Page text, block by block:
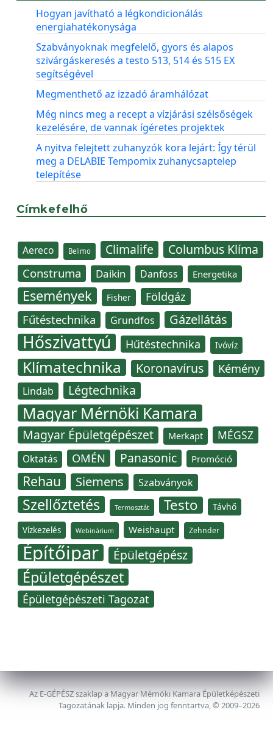
Hogyan javítható a légkondicionálás
energiahatékonysága
Szabványoknak megfelelő, gyors és alapos
szivárgáskeresés a testo 513, 514 és 515 EX
segítségével
Megmenthető az izzadó áramhálózat
Még nincs meg a recept a vízjárási szélsőségek
kezelésére, de vannak ígéretes projektek
A nyitva felejtett zuhanyzók kora lejárt: Így térül
meg a DELABIE Tempomix zuhanycsaptelep
telepítése
Címkefelhő
Aereco Belimo Climalife Columbus Klíma
Construma Daikin Danfoss Energetika
Események Fisher Földgáz
Fűtéstechnika Grundfos Gázellátás
Hőszivattyú Hűtéstechnika Ivóvíz
Klímatechnika Koronavírus Kémény
Lindab Légtechnika
Magyar Mérnöki Kamara
Magyar Épületgépészet Merkapt MÉGSZ
Oktatás OMÉN Panasonic Promóció
Rehau Siemens Szabványok
Szellőztetés Termosztát Testo Távhő
Vízkezelés Webinárium Weishaupt Zehnder
Építőipar Épületgépész
Épületgépészet
Épületgépészeti Tagozat
Az E-GÉPÉSZ szaklap a Magyar Mérnöki Kamara Épületképészeti
Tagozatának lapja. Minden jog fenntartva, © 2009–2026